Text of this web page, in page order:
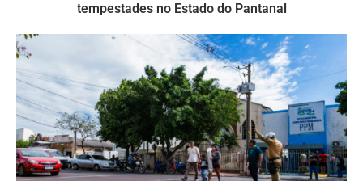
tempestades no Estado do Pantanal